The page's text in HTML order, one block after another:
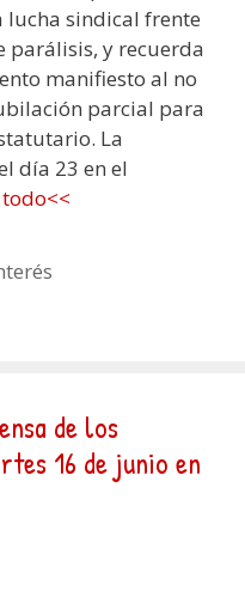
lucha sindical frente
parálisis, y recuerda
manifiesto al no
parcial para
La
día 23 en el
de los
16 de junio en